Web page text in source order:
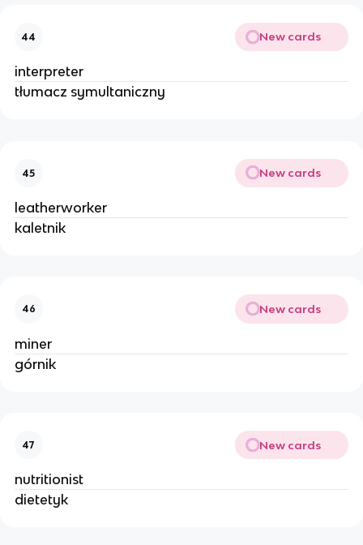
44 New cards
interpreter
tłumacz symultaniczny
45 New cards
leatherworker
kaletnik
46 New cards
miner
górnik
47 New cards
nutritionist
dietetyk